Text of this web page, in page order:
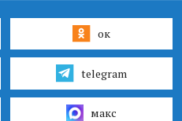
ок
telegram
макс